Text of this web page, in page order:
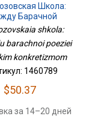
Школа:
Барачной
И Русским
shkola:
barachnoi poeziei
konkretizmom
1460789
$50.37
за 14–20 дней